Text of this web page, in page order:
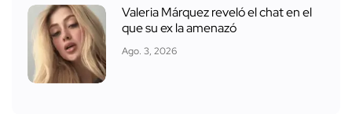
Valeria Márquez reveló el chat en el
que su ex la amenazó
Ago. 3, 2026